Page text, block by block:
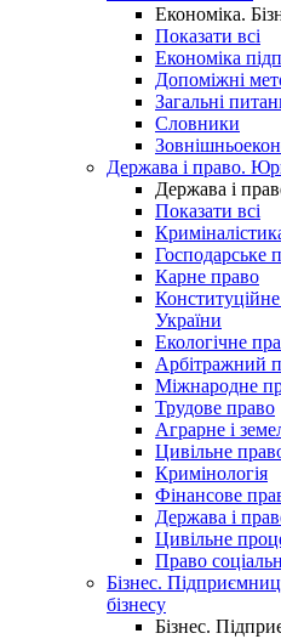
Економіка.
Показати всі
Економіка
Допоміжні
Загальні
Словники
Держава і право.
Держава і
Показати всі
Господарське
Карне право
Конституційне
України
Екологічне
Арбітражний
Міжнародне
Трудове право
Аграрне і
Цивільне
Кримінологія
Фінансове
Держава і
Цивільне
Право
Бізнес.
бізнесу
Бізнес.